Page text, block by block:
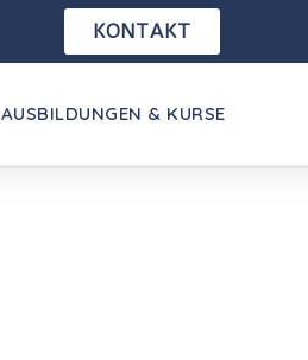
KONTAKT
AUSBILDUNGEN & KURSE